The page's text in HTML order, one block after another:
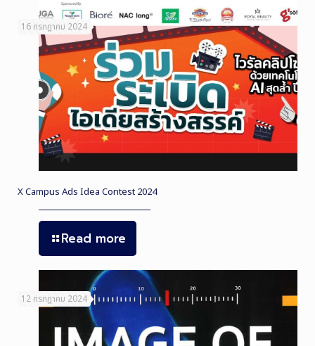
16 กรกฎาคม 2024
X Campus Ads Idea Contest 2024
Read more
12 กรกฎาคม 2024